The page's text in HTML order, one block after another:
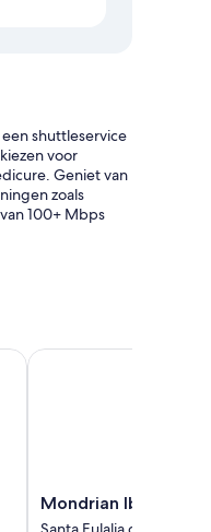
een shuttleservice
voor
Geniet van
zoals
100+ Mbps
Only
Mondrian
Ibiza
Mondrian Ibiza
Mondrian Ibiza